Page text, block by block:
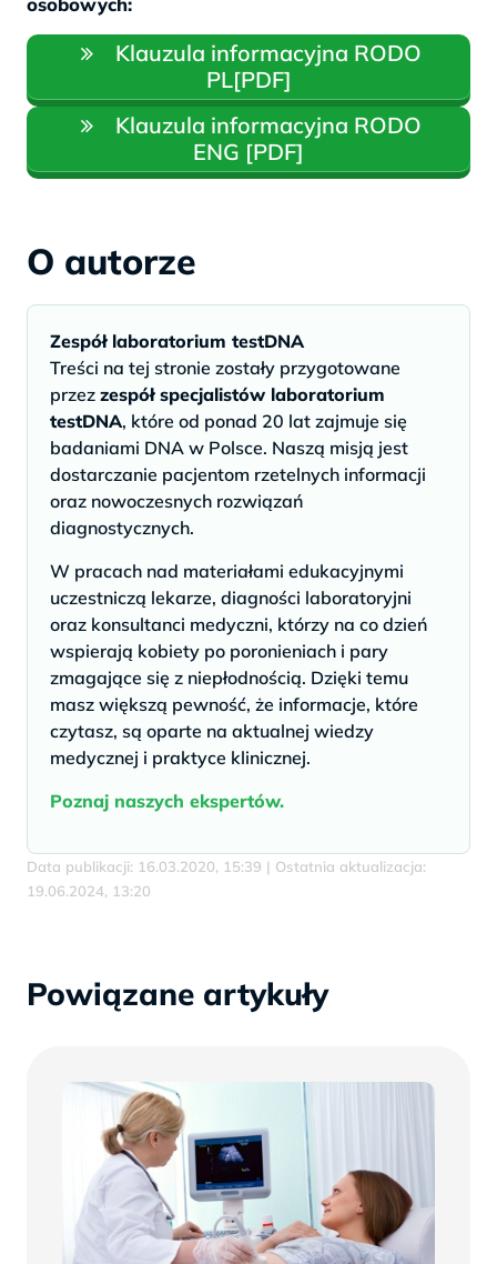
Klauzula informacyjna RODO
PL[PDF]
Klauzula informacyjna RODO
ENG [PDF]
O autorze
Zespół laboratorium testDNA
Treści na tej stronie zostały przygotowane
przez zespół specjalistów laboratorium
testDNA, które od ponad 20 lat zajmuje się
badaniami DNA w Polsce. Naszą misją jest
dostarczanie pacjentom rzetelnych informacji
oraz nowoczesnych rozwiązań
diagnostycznych.
W pracach nad materiałami edukacyjnymi
uczestniczą lekarze, diagności laboratoryjni
oraz konsultanci medyczni, którzy na co dzień
wspierają kobiety po poronieniach i pary
zmagające się z niepłodnością. Dzięki temu
masz większą pewność, że informacje, które
czytasz, są oparte na aktualnej wiedzy
medycznej i praktyce klinicznej.
Poznaj naszych ekspertów.
Data publikacji: 16.03.2020, 15:39 | Ostatnia aktualizacja:
19.06.2024, 13:20
Powiązane artykuły